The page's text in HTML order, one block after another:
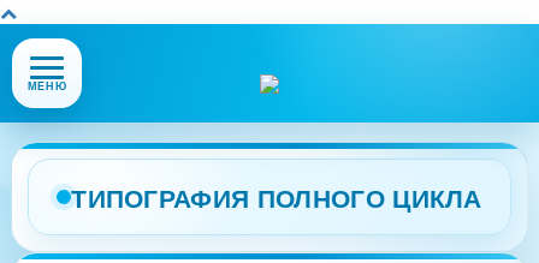
Открыть
или
меню
сайта
МЕНЮ
ТИПОГРАФИЯ ПОЛНОГО ЦИКЛА